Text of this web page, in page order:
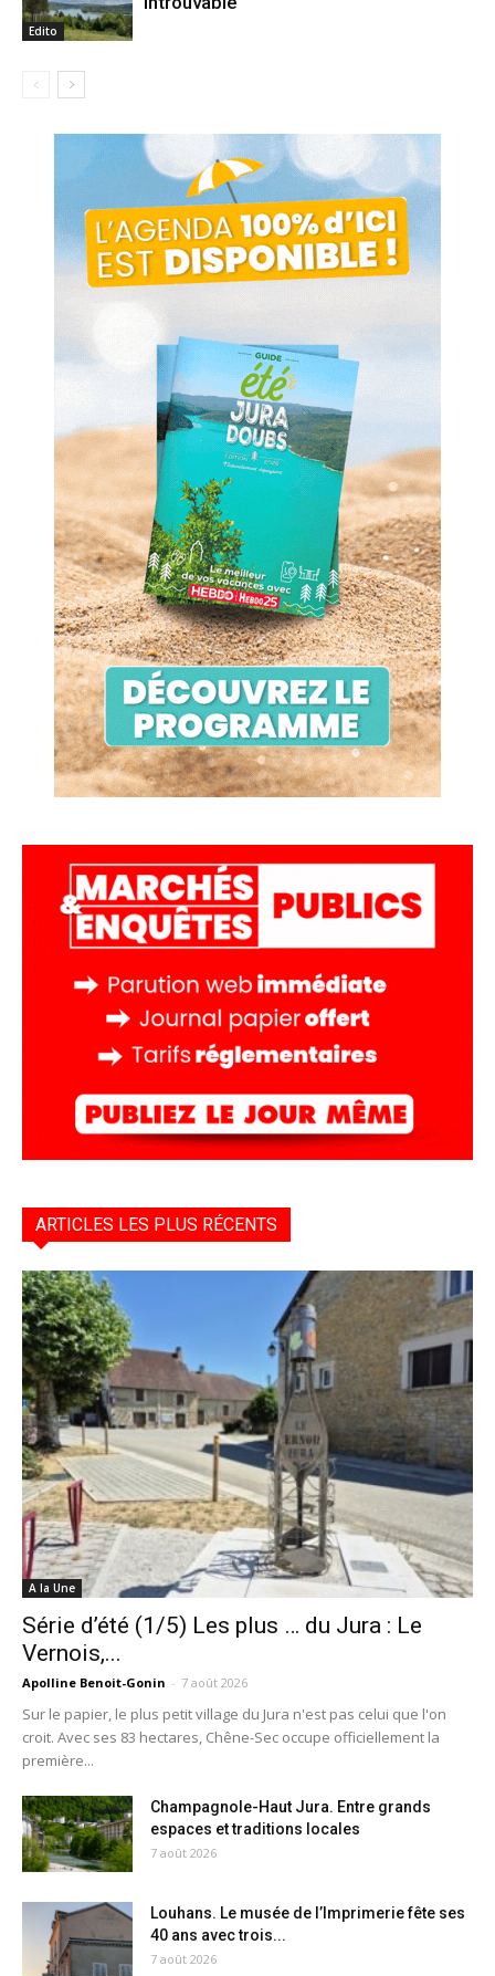
Edito
ARTICLES LES PLUS RÉCENTS
A la Une
Série d’été (1/5) Les plus … du Jura : Le
Vernois,...
Apolline Benoit-Gonin - 7 août 2026
Sur le papier, le plus petit village du Jura n'est pas celui que l'on
croit. Avec ses 83 hectares, Chêne-Sec occupe officiellement la
première...
Champagnole-Haut Jura. Entre grands
espaces et traditions locales
7 août 2026
Louhans. Le musée de l’Imprimerie fête ses
40 ans avec trois...
7 août 2026